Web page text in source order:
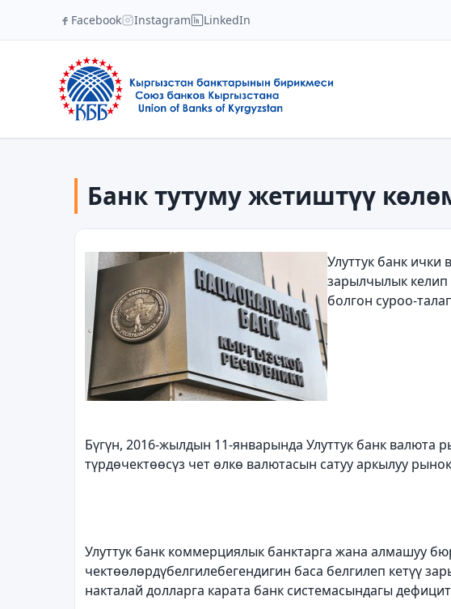
Facebook Instagram LinkedIn
Банк тутуму жетиштүү
Улуттук банк
зарылчылык
болгон суроо-
Бүгүн, 2016-жылдын 11-январында Улуттук банк валюта
түрдөчектөөсүз четөлкө валютасын сатуу аркылуу
Улуттук банк коммерциялык банктарга жана алмашуу
чектөөлөрдүбелгилебегендигин баса белгилеп кетүү
накталай долларга карата банк системасындагы